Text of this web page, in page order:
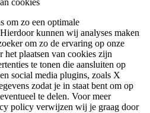
cookies
om zo een optimale
kunnen wij analyses maken
om zo de ervaring op onze
het plaatsen van cookies zijn
te tonen die aansluiten op
social media plugins, zoals X
zodat je in staat bent om op
te delen. Voor meer
policy verwijzen wij je graag door